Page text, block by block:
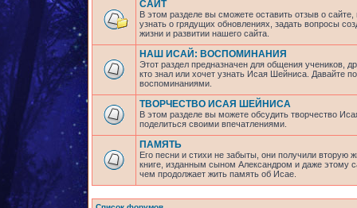
САЙТ
В этом разделе вы сможете оставить отзыв о
узнать о грядущих обновлениях, задать вопросы
жизни и развитии нашего сайта.
НАШ ИСАЙ: ВОСПОМИНАНИЯ
Этот раздел предназначен для общения учеников,
кто знал или хочет узнать Исая Шейниса. Давайте
воспоминаниями.
ТВОРЧЕСТВО ИСАЯ ШЕЙНИСА
В этом разделе вы можете обсудить творчество
поделиться своими впечатлениями.
ПАМЯТЬ
Его песни и стихи не забыты, они получили вторую
книге, изданным сыном Александром и даже этому
чем продолжает жить память об Исае.